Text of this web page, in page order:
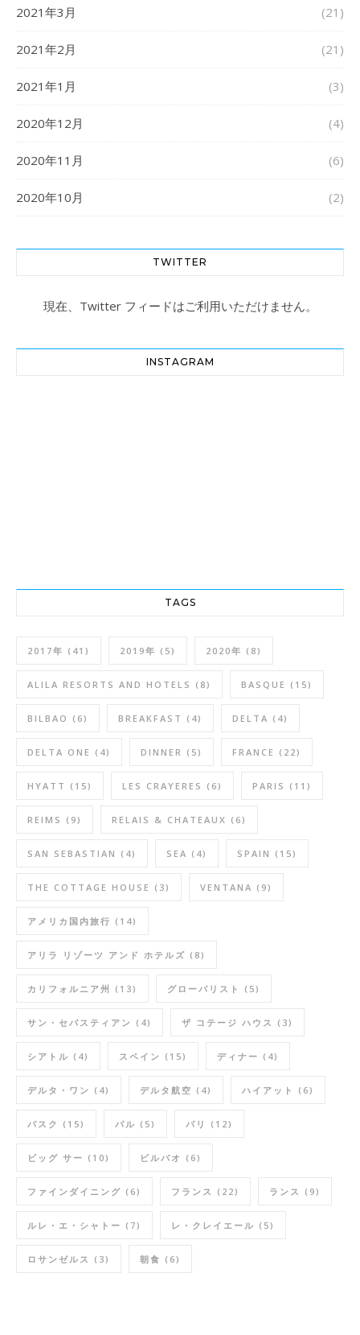
2021年3月 (21)
2021年2月 (21)
2021年1月 (3)
2020年12月 (4)
2020年11月 (6)
2020年10月 (2)
TWITTER
現在、Twitter フィードはご利用いただけません。
INSTAGRAM
TAGS
2017年 (41) 2019年 (5) 2020年 (8)
ALILA RESORTS AND HOTELS (8) BASQUE (15)
BILBAO (6) BREAKFAST (4) DELTA (4)
DELTA ONE (4) DINNER (5) FRANCE (22)
HYATT (15) LES CRAYERES (6) PARIS (11)
REIMS (9) RELAIS & CHATEAUX (6)
SAN SEBASTIAN (4) SEA (4) SPAIN (15)
THE COTTAGE HOUSE (3) VENTANA (9)
アメリカ国内旅行 (14)
アリラ リゾーツ アンド ホテルズ (8)
カリフォルニア州 (13) グローバリスト (5)
サン・セバスティアン (4) ザ コテージ ハウス (3)
シアトル (4) スペイン (15) ディナー (4)
デルタ・ワン (4) デルタ航空 (4) ハイアット (6)
バスク (15) バル (5) パリ (12)
ビッグ サー (10) ビルバオ (6)
ファインダイニング (6) フランス (22) ランス (9)
ルレ・エ・シャトー (7) レ・クレイエール (5)
ロサンゼルス (3) 朝食 (6)